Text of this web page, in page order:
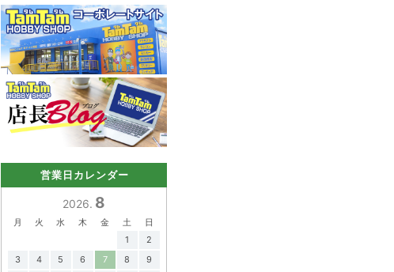
営業日カレンダー
2026. 8
月 火 水 木 金 土
日
1
2
3
4 5 6 7 8
9